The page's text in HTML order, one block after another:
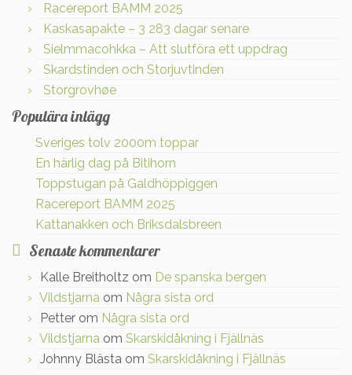
Racereport BAMM 2025
Kaskasapakte – 3 283 dagar senare
Sielmmacohkka – Att slutföra ett uppdrag
Skardstinden och Storjuvtinden
Storgrovhøe
Populära inlägg
Sveriges tolv 2000m toppar
En härlig dag på Bitihorn
Toppstugan på Galdhöppiggen
Racereport BAMM 2025
Kattanakken och Briksdalsbreen
Senaste kommentarer
Kalle Breitholtz om De spanska bergen
Vildstjarna om Några sista ord
Petter om Några sista ord
Vildstjarna om Skarskidåkning i Fjällnäs
Johnny Blästa om Skarskidåkning i Fjällnäs